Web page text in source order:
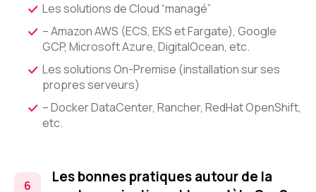
Les solutions de Cloud “managé”
– Amazon AWS (ECS, EKS et Fargate), Google
GCP, Microsoft Azure, DigitalOcean, etc.
Les solutions On-Premise (installation sur ses
propres serveurs)
– Docker DataCenter, Rancher, RedHat OpenShift,
etc.
Les bonnes pratiques autour de la